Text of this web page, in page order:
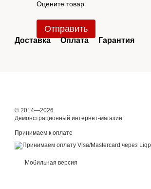
Оцените товар
Отправить
Доставка Оплата Гарантия
© 2014—2026
Демонстрационный интернет-магазин
Принимаем к оплате
Мобильная версия